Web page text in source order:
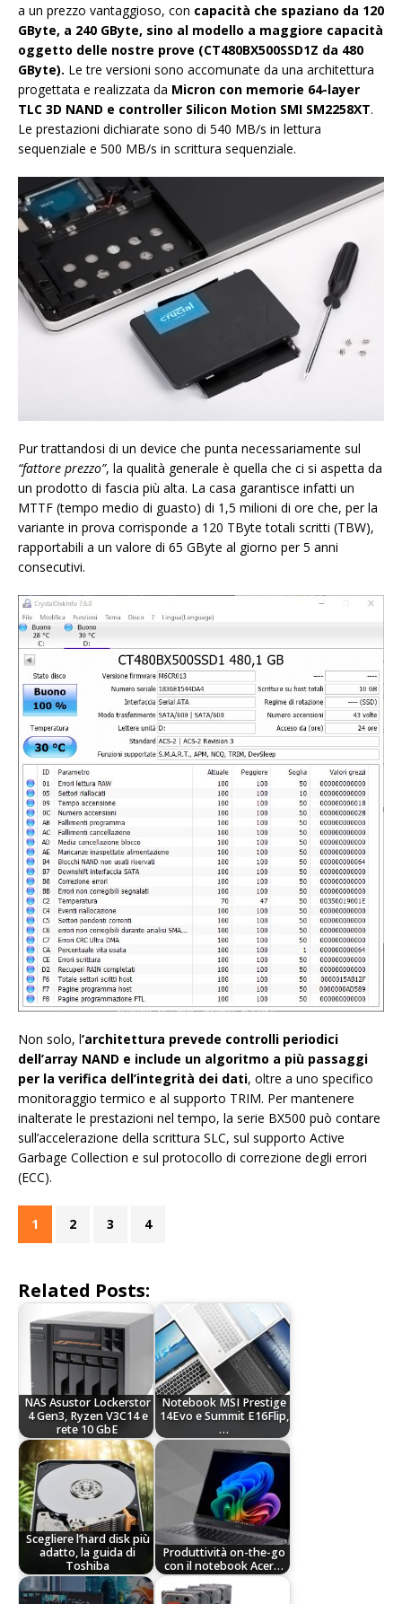
a un prezzo vantaggioso, con capacità che spaziano da 120
GByte, a 240 GByte, sino al modello a maggiore capacità
oggetto delle nostre prove (CT480BX500SSD1Z da 480
GByte). Le tre versioni sono accomunate da una architettura
progettata e realizzata da Micron con memorie 64-layer
TLC 3D NAND e controller Silicon Motion SMI SM2258XT.
Le prestazioni dichiarate sono di 540 MB/s in lettura
sequenziale e 500 MB/s in scrittura sequenziale.
Pur trattandosi di un device che punta necessariamente sul
“fattore prezzo”, la qualità generale è quella che ci si aspetta da
un prodotto di fascia più alta. La casa garantisce infatti un
MTTF (tempo medio di guasto) di 1,5 milioni di ore che, per la
variante in prova corrisponde a 120 TByte totali scritti (TBW),
rapportabili a un valore di 65 GByte al giorno per 5 anni
consecutivi.
Non solo, l’architettura prevede controlli periodici
dell’array NAND e include un algoritmo a più passaggi
per la verifica dell’integrità dei dati, oltre a uno specifico
monitoraggio termico e al supporto TRIM. Per mantenere
inalterate le prestazioni nel tempo, la serie BX500 può contare
sull’accelerazione della scrittura SLC, sul supporto Active
Garbage Collection e sul protocollo di correzione degli errori
(ECC).
1 2 3 4
Related Posts:
NAS Asustor Lockerstor
4 Gen3, Ryzen V3C14 e
rete 10 GbE
Notebook MSI Prestige
14Evo e Summit E16Flip,
…
Scegliere l’hard disk più
adatto, la guida di
Toshiba
Produttività on-the-go
con il notebook Acer…